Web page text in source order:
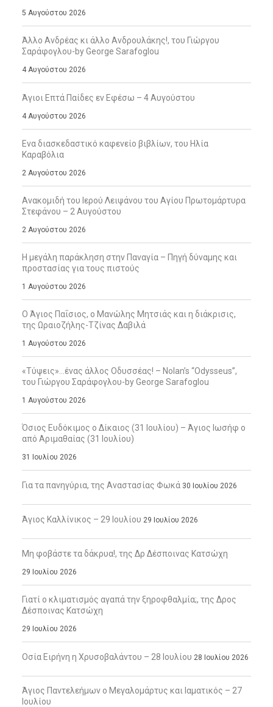
5 Αυγούστου 2026
Άλλο Ανδρέας κι άλλο Ανδρουλάκης!, του Γιώργου
Σαράφογλου-by George Sarafoglou
4 Αυγούστου 2026
Άγιοι Επτά Παίδες εν Εφέσω – 4 Αυγούστου
4 Αυγούστου 2026
Ενα διασκεδαστικό καφενείο βιβλίων, του Ηλία
Καραβόλια
2 Αυγούστου 2026
Ανακομιδή του Ιερού Λειψάνου του Αγίου Πρωτομάρτυρα
Στεφάνου – 2 Αυγούστου
2 Αυγούστου 2026
Η μεγάλη παράκληση στην Παναγία – Πηγή δύναμης και
προστασίας για τους πιστούς
1 Αυγούστου 2026
Ο Άγιος Παΐσιος, ο Μανώλης Μητσιάς και η διάκρισις,
της Ωραιοζήλης-Τζίνας Δαβιλά
1 Αυγούστου 2026
«Τύψεις»…ένας άλλος Οδυσσέας! – Nolan’s “Odysseus”,
του Γιώργου Σαράφογλου-by George Sarafoglou
1 Αυγούστου 2026
Όσιος Ευδόκιμος ο Δίκαιος (31 Ιουλίου) – Άγιος Ιωσήφ ο
από Αριμαθαίας (31 Ιουλίου)
31 Ιουλίου 2026
Για τα πανηγύρια, της Αναστασίας Φωκά 30 Ιουλίου 2026
Άγιος Καλλίνικος – 29 Ιουλίου 29 Ιουλίου 2026
Μη φοβάστε τα δάκρυα!, της Δρ Δέσποινας Κατσώχη
29 Ιουλίου 2026
Γιατί ο κλιματισμός αγαπά την ξηροφθαλμία;, της Δρος
Δέσποινας Κατσώχη
29 Ιουλίου 2026
Οσία Ειρήνη η Χρυσοβαλάντου – 28 Ιουλίου 28 Ιουλίου 2026
Άγιος Παντελεήμων ο Μεγαλομάρτυς και Ιαματικός – 27
Ιουλίου